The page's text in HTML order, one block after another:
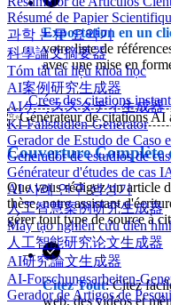
Résumé de Papier
과학 논문 요약기
科學論文摘要器
Tóm tắt tài liệu khoa học
AI案例研究生成器
AIケーススタディ生成器
KI-Fallstudien-Generator
Gerador de Estudo de Caso
Generador de estudios de
Générateur d'études de cas
AI 사례 연구 생성기
人工智慧案例研究生成器
Máy tạo nghiên cứu điển
人工智能研究论文生成器
AI研究論文生成器
AI-Forschungsarbeiten-
Gerador de Artigos de
Exportation en un
votre liste de
avec une mise en
Créer des citations
✨Générateur de citations AI
Couverture Complète
Que vous rédigez un article
thèse, notre assistant
gérer tout type de source à
Citez Tout: Citez
web, des vidéos et